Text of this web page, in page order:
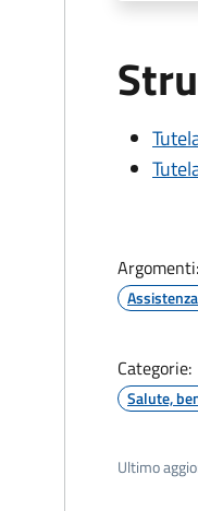
Argomenti:
Categorie:
Salute,
Ultimo